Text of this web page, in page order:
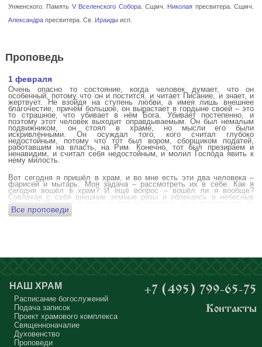
Унженского. Память V Вселенского Собора. Сщмч. Николая пресвитера. Сщмч.
Александрапресвитера. Св. Ираидыисп.
Проповедь
1 февраля
Очень опасно то состояние, когда человек думает, что он
особенный, потому что он и постится, и читает Писание, и знает, и
жертвует. Не взойдя на ступень любви, а имея лишь внешнее
благочестие, причём большое, он вырастает в гордыне своей – это
то страшное, что убивает в нём Бога. Убивает постепенно, и
поэтому этот человек выходит оправдываемым. Он был немалым
подвижником, он стоял в храме, но мысли его были
искривлёнными. Он осуждал того, кого считал глубоко
недостойным, потому что тот был вором, сборщиком податей,
работавшим на власть, на Рим. Конечно, тот был презираем и
ненавидим, и считал себя недостойным, и молил Господа явить к
нему милость.
Вот сегодня я пришёл в храм, и во мне есть эти два человека –
фарисей и мытарь. Моя задача – рассмотреть их в себе. Как я
сегодня вошёл в храм? И ещё вопрос – вошёл ли я вообще?
Совлекая с себя внешние земные ризы и облекаясь в небесные
одежды? Имеется в виду не только внешние, но и внутренние, то
есть помыслы.
сердца?
Бог открыл помыслы людей, стоящих в храме, и он ужаснулся
тому, что никто из них не молится – ни один человек, кроме одного
мальчика. Мысли у людей о чём угодно: о работе, о молодой жене
или возлюбленной, о детях, о долгах, о футбольном матче, о
путешествиях, о скором отпуске, о билетах, о машине, об одежде, о
том, что будет после службы, где я буду обедать, куда пойду, что
подарить, что подарят, что я посмотрю, что, может быть, почитаю...
Где здесь место для Бога?
Все проповеди
НАШ ХРАМ
Расписание богослужений
Подача записок
Проект храмового комплекса
Священноначалие
Духовенство
Проповеди
+7 (495) 799-65-75
Контакты